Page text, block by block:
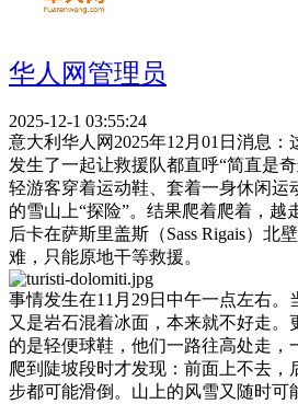
华人网管理员
2025-12-1 03:55:24
意大利华人网2025年12月01日消息
发生了一起让救援队都直呼“简直是
轻游客穿着运动鞋、套着一身休闲运
的雪山上“探险”。结果爬着爬着，越
后卡在萨斯里盖斯（Sass Rigais）北
难，只能原地干等救援。
事情发生在11月29日中午一点左右
又是岩石混着冰面，本来就不好走。
的是轻便球鞋，他们一路往高处走，
爬到陡坡段时才发现：前面上不去，
步都可能滑倒。山上的风雪又随时可